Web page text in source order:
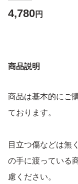
4,780円
商品説明
商品は基本的にご
ております。
目立つ傷などは無
の手に渡っている
慮ください。